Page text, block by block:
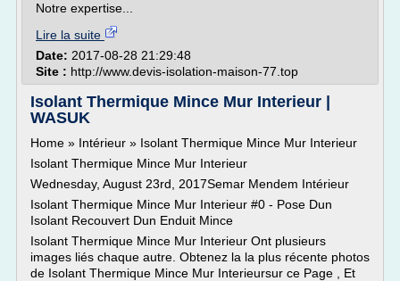
Notre expertise...
Lire la suite
Date: 2017-08-28 21:29:48
Site : http://www.devis-isolation-maison-77.top
Isolant Thermique Mince Mur Interieur |
WASUK
Home » Intérieur » Isolant Thermique Mince Mur Interieur
Isolant Thermique Mince Mur Interieur
Wednesday, August 23rd, 2017Semar Mendem Intérieur
Isolant Thermique Mince Mur Interieur #0 - Pose Dun
Isolant Recouvert Dun Enduit Mince
Isolant Thermique Mince Mur Interieur Ont plusieurs
images liés chaque autre. Obtenez la la plus récente photos
de Isolant Thermique Mince Mur Interieursur ce Page , Et